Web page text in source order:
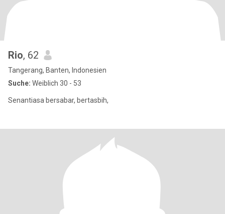
Rio, 62
Tangerang, Banten, Indonesien
Suche: Weiblich 30 - 53
Senantiasa bersabar, bertasbih,